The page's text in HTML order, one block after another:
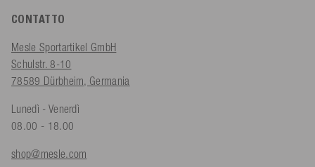
CONTATTO
Mesle Sportartikel GmbH
Schulstr. 8-10
78589 Dürbheim, Germania
Lunedì - Venerdì
08.00 - 18.00
shop@mesle.com